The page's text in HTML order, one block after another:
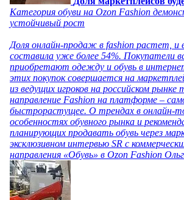
Категория обуви на Ozon Fashion
устойчивый рост
Доля онлайн-продаж в fashion растет, и
составила уже более 54%. Покупатели
приобретают одежду и обувь в
этих покупок совершается на
из ведущих игроков на российском рынке
направление Fashion на платформе –
быстрорастущее. О трендах в онлайн-
особенностях обувного рынка и
планирующих продавать обувь через
эксклюзивном интервью SR с
направления «Обувь» в Ozon Fashion